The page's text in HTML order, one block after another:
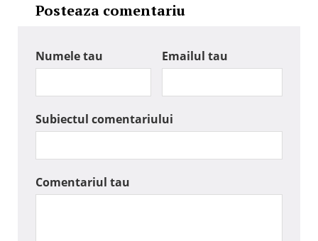
Posteaza comentariu
Numele tau Emailul tau
Subiectul comentariului
Comentariul tau